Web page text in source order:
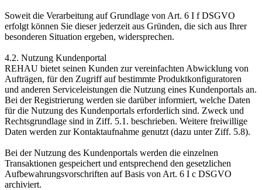
Soweit die Verarbeitung auf Grundlage von Art. 6 I f DSGVO
erfolgt können Sie dieser jederzeit aus Gründen, die sich aus Ihrer
besonderen Situation ergeben, widersprechen.
4.2. Nutzung Kundenportal
REHAU bietet seinen Kunden zur vereinfachten Abwicklung von
Aufträgen, für den Zugriff auf bestimmte Produkt­konfiguratoren
und anderen Service­leistungen die Nutzung eines Kundenportals an.
Bei der Registrierung werden sie darüber informiert, welche Daten
für die Nutzung des Kundenportals erforderlich sind. Zweck und
Rechtsgrundlage sind in Ziff. 5.1. beschrieben. Weitere freiwillige
Daten werden zur Kontaktaufnahme genutzt (dazu unter Ziff. 5.8).
Bei der Nutzung des Kundenportals werden die einzelnen
Transaktionen gespeichert und entsprechend den gesetzlichen
Aufbewahrungs­vorschriften auf Basis von Art. 6 I c DSGVO
archiviert.